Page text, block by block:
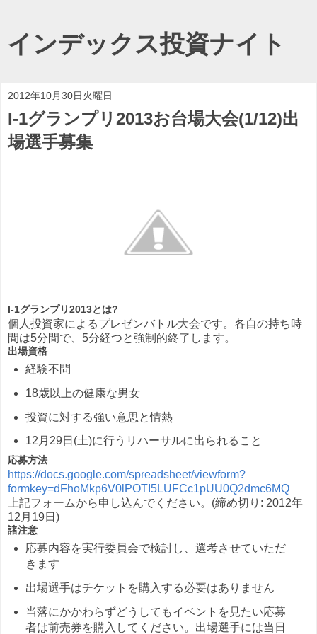
インデックス投資ナイト
2012年10月30日火曜日
I-1グランプリ2013お台場大会(1/12)出
場選手募集
I-1グランプリ2013とは?
個人投資家によるプレゼンバトル大会です。各自の持ち時
間は5分間で、5分経つと強制的終了します。
出場資格
経験不問
18歳以上の健康な男女
投資に対する強い意思と情熱
12月29日(土)に行うリハーサルに出られること
応募方法
https://docs.google.com/spreadsheet/viewform?
formkey=dFhoMkp6V0lPOTI5LUFCc1pUU0Q2dmc6MQ
上記フォームから申し込んでください。(締め切り: 2012年
12月19日)
諸注意
応募内容を実行委員会で検討し、選考させていただ
きます
出場選手はチケットを購入する必要はありません
当落にかかわらずどうしてもイベントを見たい応募
者は前売券を購入してください。出場選手には当日